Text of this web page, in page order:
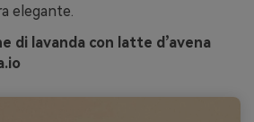
elegante.
di lavanda con latte d’avena